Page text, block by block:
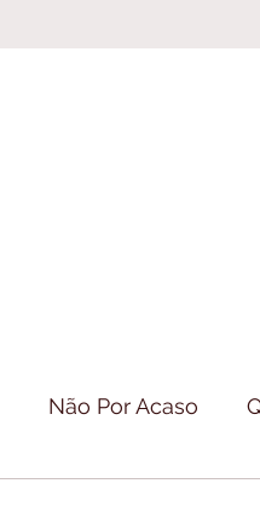
Não Por Acaso